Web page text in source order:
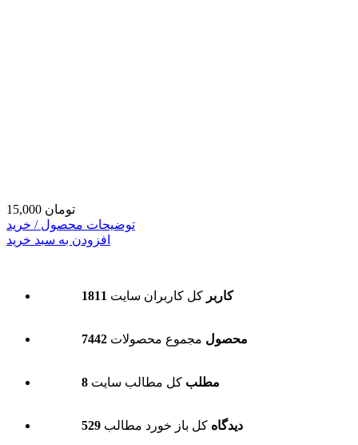
15,000 تومان
توضیحات محصول / خرید
افزودن به سبد خرید
1811 کاربر کل کاربران سایت
7442 محصول مجموع محصولات
8 مطلب کل مطالب سایت
529 دیدگاه کل باز خورد مطالب